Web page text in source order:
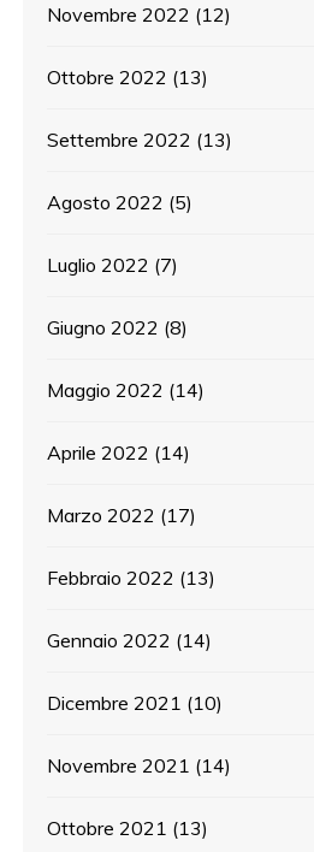
Novembre 2022 (12)
Ottobre 2022 (13)
Settembre 2022 (13)
Agosto 2022 (5)
Luglio 2022 (7)
Giugno 2022 (8)
Maggio 2022 (14)
Aprile 2022 (14)
Marzo 2022 (17)
Febbraio 2022 (13)
Gennaio 2022 (14)
Dicembre 2021 (10)
Novembre 2021 (14)
Ottobre 2021 (13)